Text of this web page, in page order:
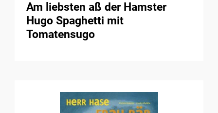
Am liebsten aß der Hamster
Hugo Spaghetti mit
Tomatensugo